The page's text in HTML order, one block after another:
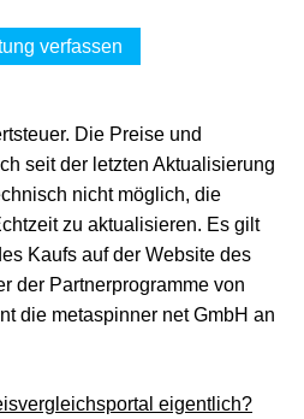
verfassen
Die Preise und
seit der letzten Aktualisierung
nicht möglich, die
zu aktualisieren. Es gilt
Kaufs auf der Website des
der Partnerprogramme von
die metaspinner net GmbH an
eigentlich?